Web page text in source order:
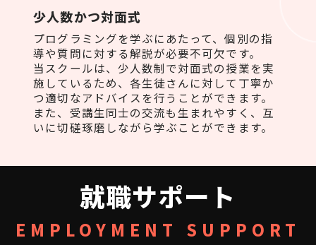
少人数かつ対面式
プログラミングを学ぶにあたって、個別の指
導や質問に対する解説が必要不可欠です。
当スクールは、少人数制で対面式の授業を実
施しているため、各生徒さんに対して丁寧か
つ適切なアドバイスを行うことができます。
また、受講生同士の交流も生まれやすく、互
いに切磋琢磨しながら学ぶことができます。
就職サポート
EMPLOYMENT SUPPORT